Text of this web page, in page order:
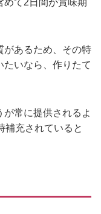
があるため、その特
いなら、作りたて
が常に提供されるよ
補充されていると